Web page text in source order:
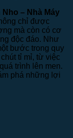
– Nhà Máy
chỉ được
mà còn có cơ
độc đáo. Như
bước trong quy
tỉ mỉ, từ việc
trình lên men.
phá những lợi